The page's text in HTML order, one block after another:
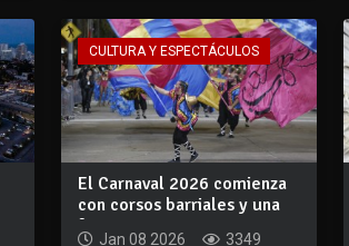
CULTURA Y ESPECTÁCULOS
El Carnaval 2026 comienza
con corsos barriales y una
fuerte...
Jan 08 2026
3349